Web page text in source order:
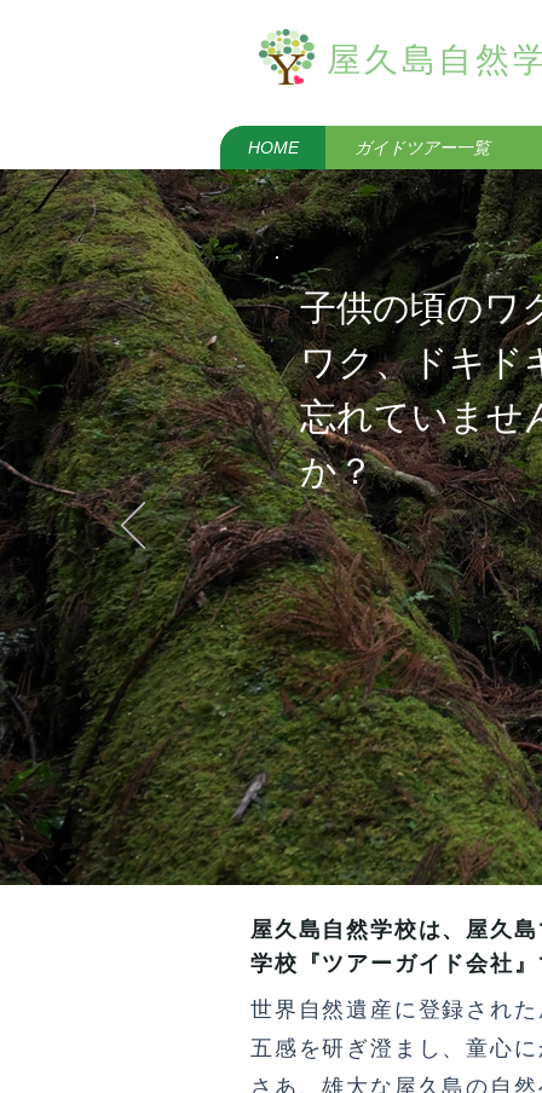
屋久島自然
HOME ガイドツアー一覧
子供の頃のワ
ワク、ドキド
忘れていませ
か？
屋久島自然学校は、屋久
学校『ツアーガイド会社
世界自然遺産に登録され
五感を研ぎ澄まし、童心
さあ、雄大な屋久島の自